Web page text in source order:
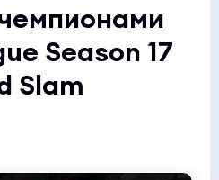
Season 17
Slam